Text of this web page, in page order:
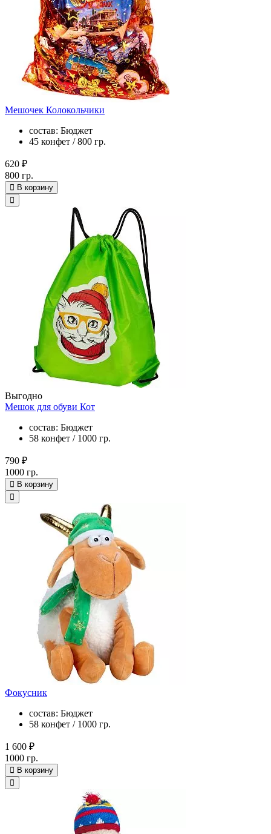
Мешочек Колокольчики
состав: Бюджет
45 конфет / 800 гр.
620 ₽
800 гр.
В корзину
Выгодно
Мешок для обуви Кот
состав: Бюджет
58 конфет / 1000 гр.
790 ₽
1000 гр.
В корзину
Фокусник
состав: Бюджет
58 конфет / 1000 гр.
1 600 ₽
1000 гр.
В корзину